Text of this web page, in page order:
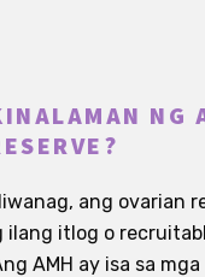
NG
ang ovarian
ilang itlog o
AMH ay isa sa mga